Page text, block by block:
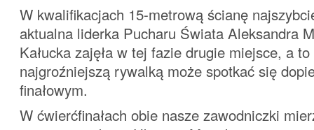
W kwalifikacjach 15-metrową ścianę
aktualna liderka Pucharu Świata Aleksandra
Kałucka zajęła w tej fazie drugie miejsce, a
najgroźniejszą rywalką może spotkać się
finałowym.
W ćwierćfinałach obie nasze zawodniczki